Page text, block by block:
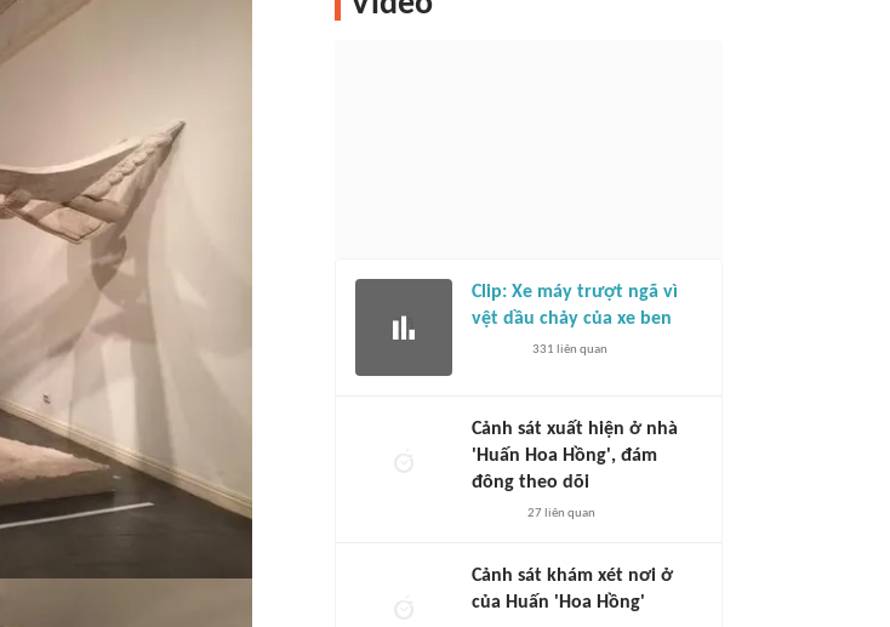
Clip: Xe máy trượt ngã vì
vệt dầu chảy của xe ben
331 liên quan
Cảnh sát xuất hiện ở nhà
'Huấn Hoa Hồng', đám
đông theo dõi
27liên quan
Cảnh sát khám xét nơi ở
của Huấn 'Hoa Hồng'